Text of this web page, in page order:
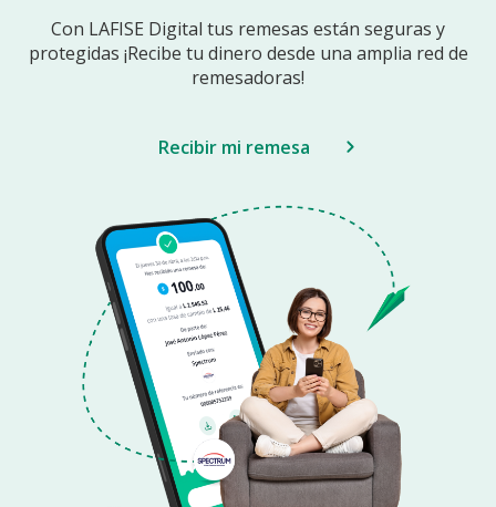
Con LAFISE Digital tus remesas están seguras y
protegidas ¡Recibe tu dinero desde una amplia red de
remesadoras!
Recibir mi remesa